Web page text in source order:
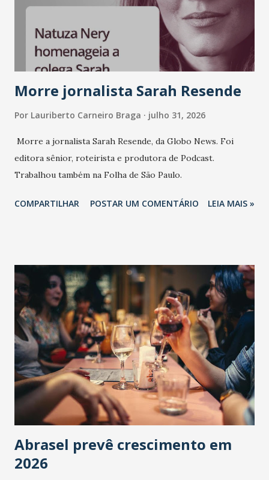
sempre existiu para dar palco a quem constrói com
consistência, e nesta edição isso fica ainda mais claro.
Vamos reforçar que ser genuíno sustenta a confiança entre
marcas, pessoas e mercado", afirma Tamires So...
Morre jornalista Sarah Resende
Por Lauriberto Carneiro Braga julho 31, 2026
Morre a jornalista Sarah Resende, da Globo News. Foi
editora sênior, roteirista e produtora de Podcast.
Trabalhou também na Folha de São Paulo.
COMPARTILHAR POSTAR UM COMENTÁRIO LEIA MAIS »
Abrasel prevê crescimento em
2026